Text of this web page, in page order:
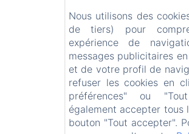
Nous utilisons des
de tiers) pour
expérience de
messages publicitaires
et de votre profil de
refuser les cookies en
préférences" ou
également accepter tous
bouton "Tout accepter".